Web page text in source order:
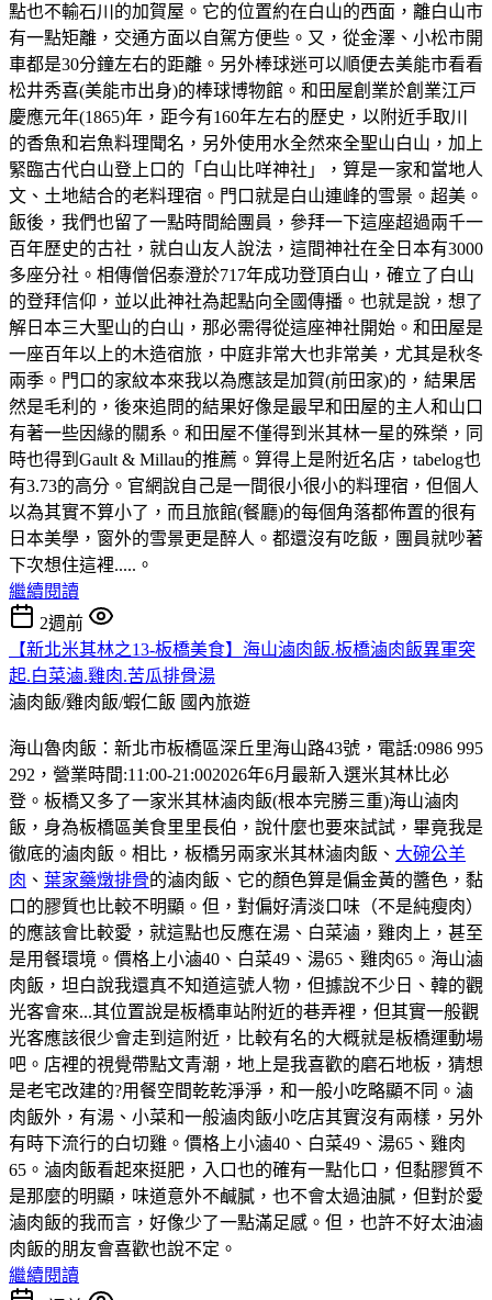
點也不輸石川的加賀屋。它的位置約在白山的西面，離白山市
有一點矩離，交通方面以自駕方便些。又，從金澤、小松市開
車都是30分鐘左右的距離。另外棒球迷可以順便去美能市看看
松井秀喜(美能市出身)的棒球博物館。和田屋創業於創業江戸
慶應元年(1865)年，距今有160年左右的歷史，以附近手取川
的香魚和岩魚料理聞名，另外使用水全然來全聖山白山，加上
緊臨古代白山登上口的「白山比咩神社」，算是一家和當地人
文、土地結合的老料理宿。門口就是白山連峰的雪景。超美。
飯後，我們也留了一點時間給團員，參拜一下這座超過兩千一
百年歷史的古社，就白山友人說法，這間神社在全日本有3000
多座分社。相傳僧侶泰澄於717年成功登頂白山，確立了白山
的登拜信仰，並以此神社為起點向全國傳播。也就是說，想了
解日本三大聖山的白山，那必需得從這座神社開始。和田屋是
一座百年以上的木造宿旅，中庭非常大也非常美，尤其是秋冬
兩季。門口的家紋本來我以為應該是加賀(前田家)的，結果居
然是毛利的，後來追問的結果好像是最早和田屋的主人和山口
有著一些因緣的關系。和田屋不僅得到米其林一星的殊榮，同
時也得到Gault & Millau的推薦。算得上是附近名店，tabelog也
有3.73的高分。官網說自己是一間很小很小的料理宿，但個人
以為其實不算小了，而且旅館(餐廳)的每個角落都佈置的很有
日本美學，窗外的雪景更是醉人。都還沒有吃飯，團員就吵著
下次想住這裡.....。
繼續閱讀
2週前
【新北米其林之13-板橋美食】海山滷肉飯.板橋滷肉飯異軍突
起.白菜滷.雞肉.苦瓜排骨湯
滷肉飯/雞肉飯/蝦仁飯 國內旅遊
海山魯肉飯：新北市板橋區深丘里海山路43號，電話:0986 995
292，營業時間:11:00-21:002026年6月最新入選米其林比必
登。板橋又多了一家米其林滷肉飯(根本完勝三重)海山滷肉
飯，身為板橋區美食里里長伯，說什麼也要來試試，畢竟我是
徹底的滷肉飯。相比，板橋另兩家米其林滷肉飯、 大碗公羊
肉 、 葉家藥燉排骨的滷肉飯、它的顏色算是偏金黃的醬色，黏
口的膠質也比較不明顯。但，對偏好清淡口味（不是純瘦肉）
的應該會比較愛，就這點也反應在湯、白菜滷，雞肉上，甚至
是用餐環境。價格上小滷40、白菜49、湯65、雞肉65。海山滷
肉飯，坦白說我還真不知道這號人物，但據說不少日、韓的觀
光客會來...其位置說是板橋車站附近的巷弄裡，但其實一般觀
光客應該很少會走到這附近，比較有名的大概就是板橋運動場
吧。店裡的視覺帶點文青潮，地上是我喜歡的磨石地板，猜想
是老宅改建的?用餐空間乾乾淨淨，和一般小吃略顯不同。滷
肉飯外，有湯、小菜和一般滷肉飯小吃店其實沒有兩樣，另外
有時下流行的白切雞。價格上小滷40、白菜49、湯65、雞肉
65。滷肉飯看起來挺肥，入口也的確有一點化口，但黏膠質不
是那麼的明顯，味道意外不鹹膩，也不會太過油膩，但對於愛
滷肉飯的我而言，好像少了一點滿足感。但，也許不好太油滷
肉飯的朋友會喜歡也說不定。
繼續閱讀